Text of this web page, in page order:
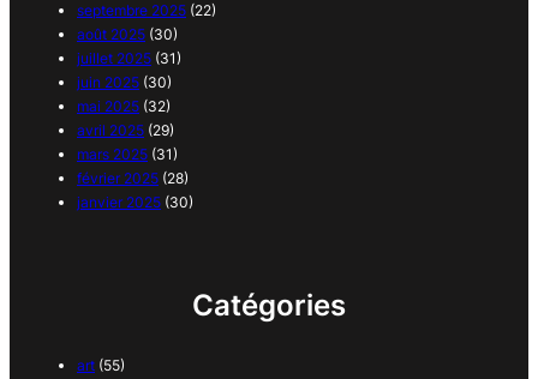
septembre 2025 (22)
août 2025 (30)
juillet 2025 (31)
juin 2025 (30)
mai 2025 (32)
avril 2025 (29)
mars 2025 (31)
février 2025 (28)
janvier 2025 (30)
Catégories
art (55)